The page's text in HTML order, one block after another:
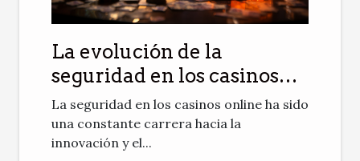
La evolución de la
seguridad en los casinos
online: avances
tecnológicos para proteger
al usuario
La seguridad en los casinos online ha sido
una constante carrera hacia la
innovación y el...